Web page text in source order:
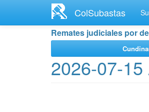
contenido
ColSubastas
Remates judiciales por
2026-07-